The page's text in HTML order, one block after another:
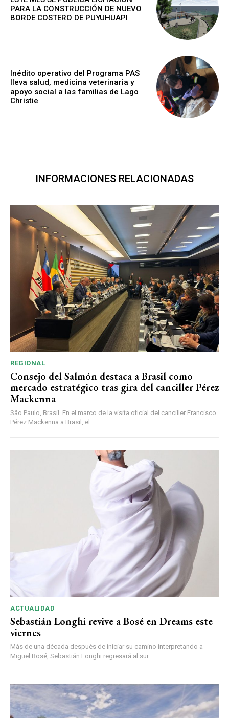
PARA LA CONSTRUCCIÓN DE NUEVO
BORDE COSTERO DE PUYUHUAPI
Inédito operativo del Programa PAS
lleva salud, medicina veterinaria y
apoyo social a las familias de Lago
Christie
INFORMACIONES RELACIONADAS
REGIONAL
Consejo del Salmón destaca a Brasil como
mercado estratégico tras gira del canciller Pérez
Mackenna
São Paulo, Brasil. En el marco de la visita oficial del canciller Francisco
Pérez Mackenna a Brasil, el...
ACTUALIDAD
Sebastián Longhi revive a Bosé en Dreams este
viernes
Más de una década después de iniciar su camino interpretando a
Miguel Bosé, Sebastián Longhi regresará al sur ...